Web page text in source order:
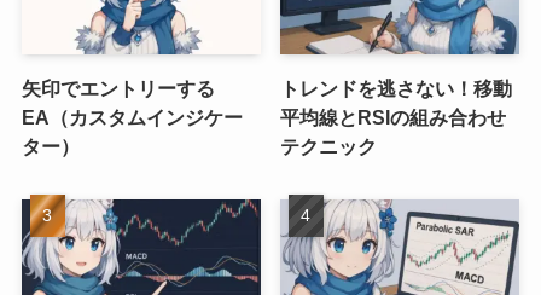
矢印でエントリーする
EA（カスタムインジケー
ター）
トレンドを逃さない！移動
平均線とRSIの組み合わせ
テクニック